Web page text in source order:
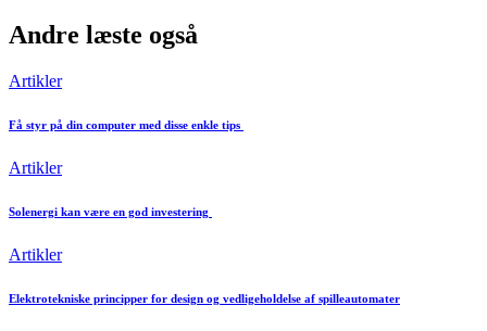
Andre læste også
Artikler
Få styr på din computer med disse enkle tips
Artikler
Solenergi kan være en god investering
Artikler
Elektrotekniske principper for design og vedligeholdelse af spilleautomater